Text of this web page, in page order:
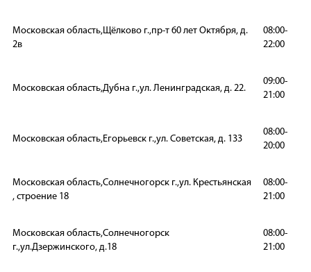
Московская область,Щёлково г.,пр-т 60 лет Октября, д.
2в
08:00-
22:00
Московская область,Дубна г.,ул. Ленинградская, д. 22.
09:00-
21:00
Московская область,Егорьевск г.,ул. Советская, д. 133
08:00-
20:00
Московская область,Солнечногорск г.,ул. Крестьянская
, строение 18
08:00-
21:00
Московская область,Солнечногорск
г.,ул.Дзержинского, д.18
08:00-
21:00